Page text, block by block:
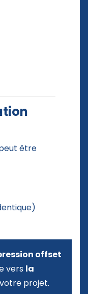
être
offset
vers la
projet.